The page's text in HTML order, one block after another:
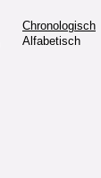
Chronologisch
Alfabetisch